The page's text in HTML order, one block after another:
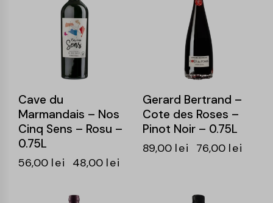
Cave du
Marmandais – Nos
Cinq Sens – Rosu –
0.75L
56,00 lei 48,00 lei
Gerard Bertrand –
Cote des Roses –
Pinot Noir – 0.75L
89,00 lei 76,00 lei